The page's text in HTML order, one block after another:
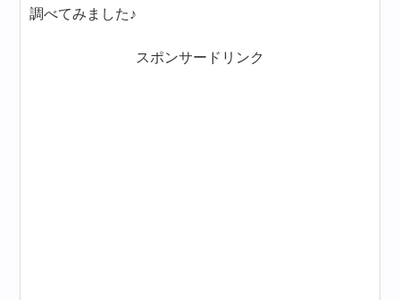
調べてみました♪
スポンサードリンク